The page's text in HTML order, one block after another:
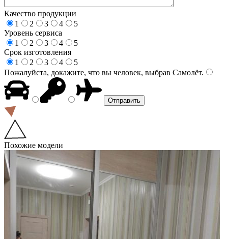
Качество продукции
1
2 3 4
5
Уровень сервиса
1
2 3 4
5
Срок изготовления
1
2 3 4
5
Пожалуйста, докажите, что вы человек, выбрав Самолёт.
Похожие модели